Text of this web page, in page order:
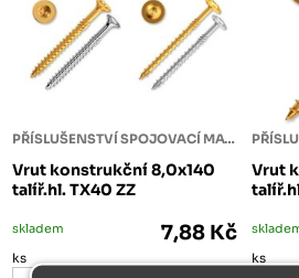
PŘÍSLUŠENSTVÍ SPOJOVACÍ MATERIÁL
Vrut konstrukční 8,0x140
talíř.hl. TX40 ZZ
skladem 7,88 Kč
ks
Vrut
ks